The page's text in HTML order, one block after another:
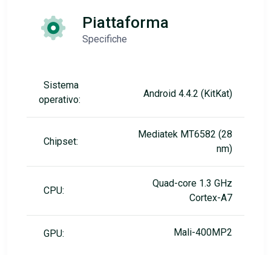
Piattaforma
Specifiche
Sistema
operativo:
Android 4.4.2 (KitKat)
Chipset:
Mediatek MT6582 (28
nm)
CPU:
Quad-core 1.3 GHz
Cortex-A7
GPU: Mali-400MP2